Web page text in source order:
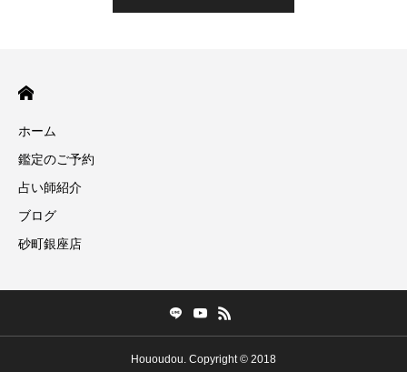
ホーム
鑑定のご予約
占い師紹介
ブログ
砂町銀座店
Hououdou. Copyright © 2018